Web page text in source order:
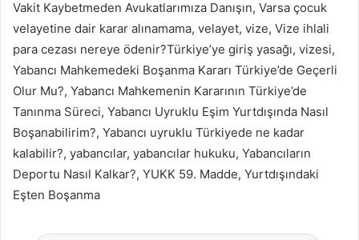
Vakit Kaybetmeden Avukatlarımıza Danışın, Varsa çocuk
velayetine dair karar alınamama, velayet, vize, Vize ihlali
para cezası nereye ödenir?Türkiye’ye giriş yasağı, vizesi,
Yabancı Mahkemedeki Boşanma Kararı Türkiye’de Geçerli
Olur Mu?, Yabancı Mahkemenin Kararının Türkiye’de
Tanınma Süreci, Yabancı Uyruklu Eşim Yurtdışında Nasıl
Boşanabilirim?, Yabancı uyruklu Türkiyede ne kadar
kalabilir?, yabancılar, yabancılar hukuku, Yabancıların
Deportu Nasıl Kalkar?, YUKK 59. Madde, Yurtdışındaki
Eşten Boşanma